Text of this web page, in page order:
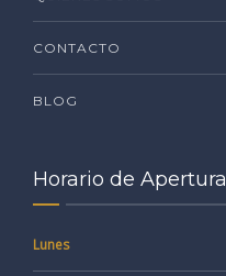
CONTACTO
BLOG
Horario de Apertura
Lunes